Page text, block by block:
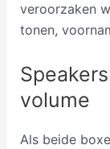
veroorzaken
tonen,
volume
Als beide